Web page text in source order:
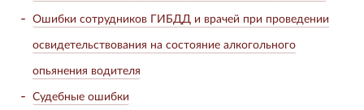
Ошибки сотрудников ГИБДД и врачей при проведении
освидетельствования на состояние алкогольного
опьянения водителя
Судебные ошибки